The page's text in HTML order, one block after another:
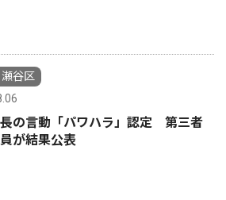
谷区
の言動「パワハラ」認定 第三者
が結果公表